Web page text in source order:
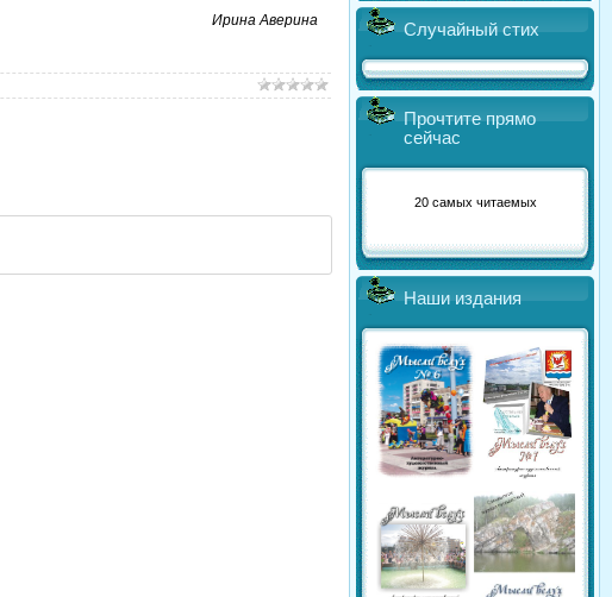
Ирина Аверина
Случайный стих
Прочтите прямо
сейчас
20 самых читаемых
Наши издания